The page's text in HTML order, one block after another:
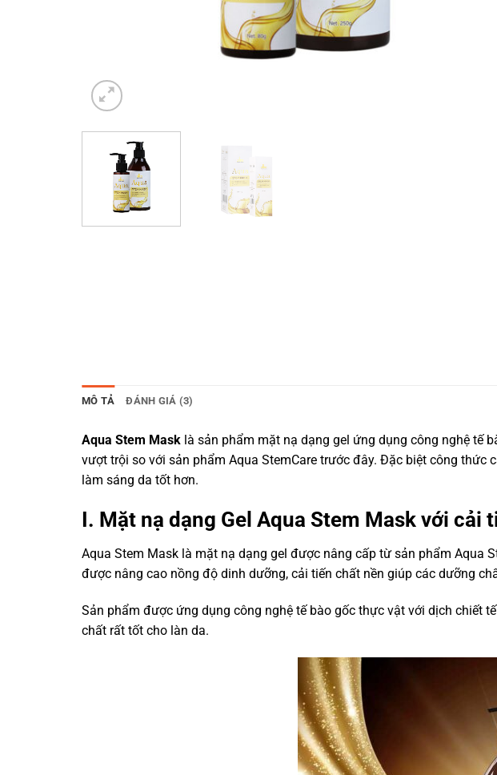
MÔ TẢ ĐÁNH GIÁ (3)
Aqua Stem Mask là sản phẩm mặt nạ dạng gel ứng dụng công nghệ tế
vượt trội so với sản phẩm Aqua StemCare trước đây. Đặc biệt công
làm sáng da tốt hơn.
I. Mặt nạ dạng Gel Aqua Stem Mask với
Aqua Stem Mask là mặt nạ dạng gel được nâng cấp từ sản phẩm Aqua
được nâng cao nồng độ dinh dưỡng, cải tiến chất nền giúp các dưỡng
Sản phẩm được ứng dụng công nghệ tế bào gốc thực vật với dịch chiết
chất rất tốt cho làn da.